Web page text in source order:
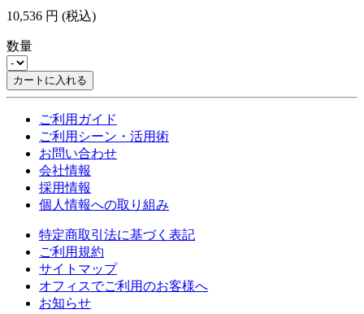
10,536 円 (税込)
数量
カートに入れる
ご利用ガイド
ご利用シーン・活用術
お問い合わせ
会社情報
採用情報
個人情報への取り組み
特定商取引法に基づく表記
ご利用規約
サイトマップ
オフィスでご利用のお客様へ
お知らせ